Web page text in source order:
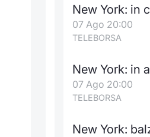
New York: in
07 Ago 20:00
TELEBORSA
New York: in
07 Ago 20:00
TELEBORSA
New York: